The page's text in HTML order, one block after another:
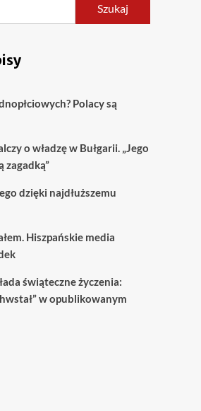
Szukaj
Polacy są
o władzę w Bułgarii. „Jego
zagadką”
dzięki najdłuższemu
Hiszpańskie media
świąteczne życzenia:
w opublikowanym